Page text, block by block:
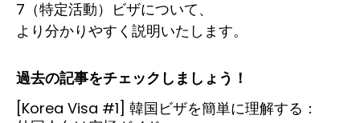
7（特定活動）ビザについて、
より分かりやすく説明いたします。
過去の記事をチェックしましょう！
[Korea Visa #1] 韓国ビザを簡単に理解する：